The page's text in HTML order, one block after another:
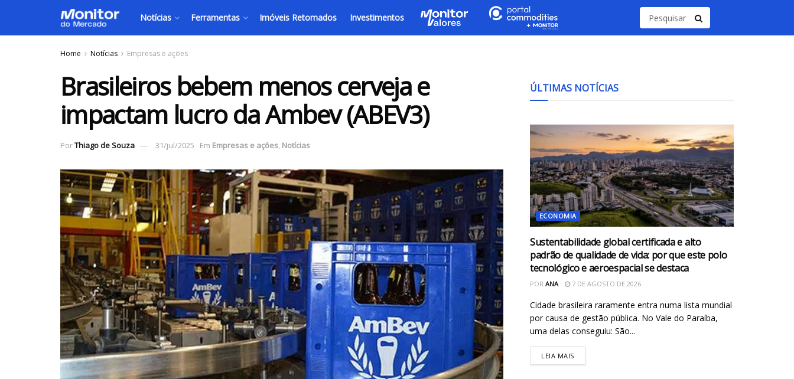
Notícias Ferramentas Imóveis Retomados Investimentos
Home Notícias Empresas e ações
Brasileiros bebem menos cerveja e
impactam lucro da Ambev (ABEV3)
PorThiago de Souza 31/jul/2025 Em Empresas e ações, Notícias
ÚLTIMAS NOTÍCIAS
ECONOMIA
Sustentabilidade global certificada e alto
padrão de qualidade de vida: por que este polo
tecnológico e aeroespacial se destaca
POR ANA 7 DE AGOSTO DE 2026
Cidade brasileira raramente entra numa lista mundial
por causa de gestão pública. No Vale do Paraíba,
uma delas conseguiu: São...
LEIA MAIS